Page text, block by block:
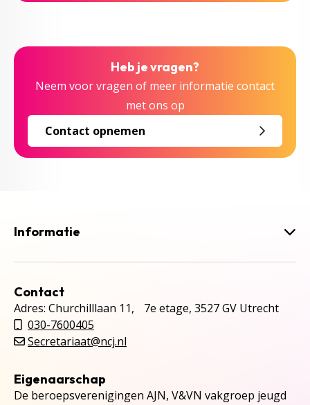
Heb je vragen?
Neem voor vragen of meer informatie contact
met ons op
Contact opnemen
Informatie
Contact
Adres: Churchilllaan 11, 7e etage, 3527 GV Utrecht
030-7600405
Secretariaat@ncj.nl
Eigenaarschap
De beroepsverenigingen AJN, V&VN vakgroep jeugd